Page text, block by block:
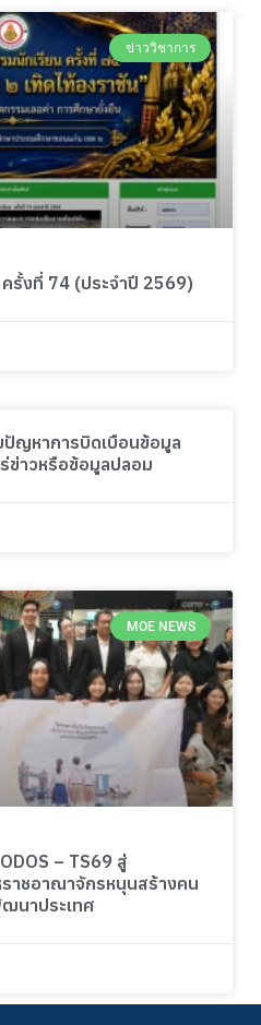
ข่าววิชาการ
รั้งที่ 74 (ประจำปี 2569)
ญหาการบิดเบือนข้อมูล
ข่าวหรือข้อมูลปลอม
MOE NEWS
– TS69 สู่
าชอาณาจักรหนุนสร้างคน
นาประเทศ